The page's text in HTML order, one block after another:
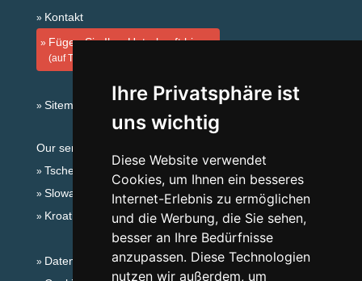
Ihre Privatsphäre ist
uns wichtig
Diese Website verwendet
Cookies, um Ihnen ein besseres
Internet-Erlebnis zu ermöglichen
und die Werbung, die Sie sehen,
besser an Ihre Bedürfnisse
anzupassen. Diese Technologien
nutzen wir außerdem, um
Kontakt
Fügen Sie Ihre Unterkunft hinzu
(auf Tschechisch)
Sitemap
Our servers:
Tschechische Gebirge
Slowakische Gebirge
Kroatien
Datenschutz